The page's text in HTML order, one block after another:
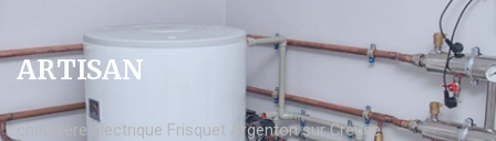
ARTISAN
chaudière électrique Frisquet Argenton sur Creuse